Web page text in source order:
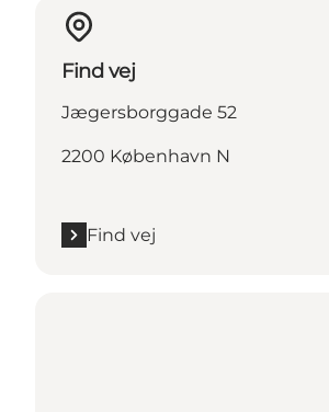
Find vej
Jægersborggade 52
2200 København N
Find vej